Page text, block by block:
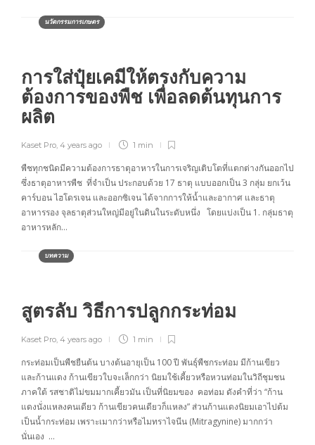
นวัตกรรมการเกษตร
การใส่ปุ๋ยเคมีให้ตรงกับความ
ต้องการของพืช เพื่อลดต้นทุนการ
ผลิต
Kaset Pro, 4 years ago 1 min
พืชทุกชนิดมีความต้องการธาตุอาหารในการเจริญเติบโตที่แตกต่างกันออกไป
ซึ่งธาตุอาหารพืช ที่จำเป็น ประกอบด้วย 17 ธาตุ แบบออกเป็น 3 กลุ่ม ยกเว้น
คาร์บอน ไฮโดรเจน และออกซิเจน ได้จากการให้น้ำและอากาศ และธาตุ
อาหารรอง จุลธาตุส่วนใหญ่มีอยู่ในดินในระดับหนึ่ง โดยแบ่งเป็น 1. กลุ่มธาตุ
อาหารหลัก…
บทความ
สูตรลับ วิธีการปลูกกระท่อม
Kaset Pro, 4 years ago 1 min
กระท่อมเป็นพืชยืนต้น บางต้นอายุเป็น 100 ปี พันธุ์พืชกระท่อม มีก้านเขียว
และก้านแดง ก้านเขียวใบจะเล็กกว่า นิยมใช้เคี้ยวหรือหวนท่อมในวิถีชุมชน
ภาคใต้ รสชาติไม่ขมมากเคี้ยวมัน เป็นที่นิยมของ คอท่อม ดังคำที่ว่า “ก้าน
แดงนั่งแหลงคนเดียว ก้านเขียวคนเดียวก็แหลง” ส่วนก้านแดงนิยมเอาไปต้ม
เป็นน้ำกระท่อม เพราะเมากว่าหรือไมทราไจนีน (Mitragynine) มากกว่า
นั่นเอง …